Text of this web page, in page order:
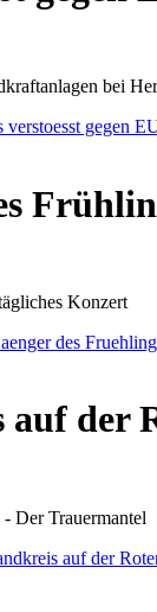
bei
gegen
Konzert
des
der
Trauermantel
auf der